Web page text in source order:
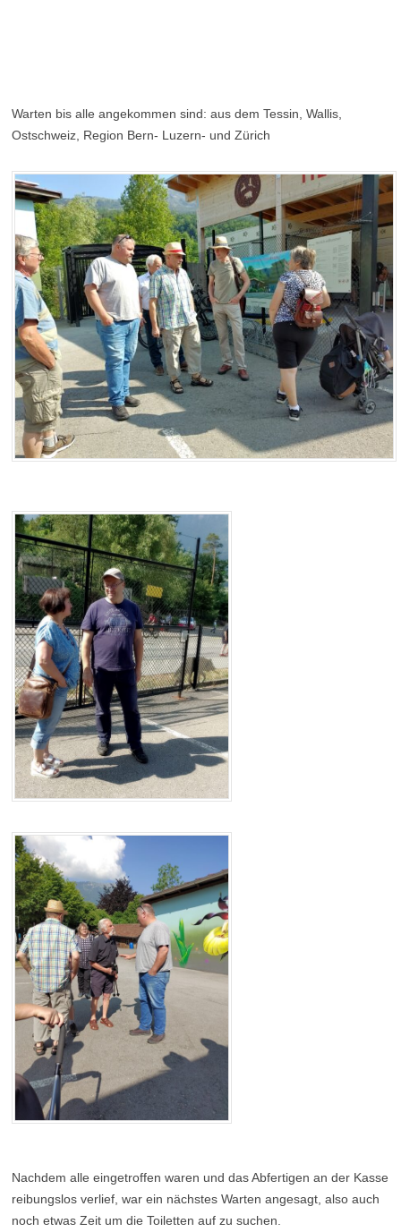
Warten bis alle angekommen sind: aus dem Tessin, Wallis,
Ostschweiz, Region Bern- Luzern- und Zürich
Nachdem alle eingetroffen waren und das Abfertigen an der Kasse
reibungslos verlief, war ein nächstes Warten angesagt, also auch
noch etwas Zeit um die Toiletten auf zu suchen.